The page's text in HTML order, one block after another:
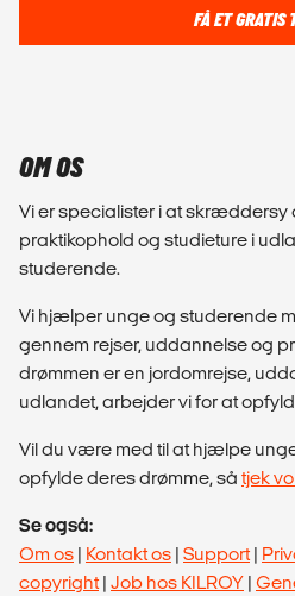
FÅ ET GRATIS
OM OS
Vi er specialister i at skræddersy
praktikophold og studieture i
studerende.
Vi hjælper unge og studerende
gennem rejser, uddannelse og
drømmen er en jordomrejse,
udlandet, arbejder vi for at
Vil du være med til at hjælpe
opfylde deres drømme, så tjek
Se også:
Om os | Kontakt os | Support|
copyright| Job hos KILROY |